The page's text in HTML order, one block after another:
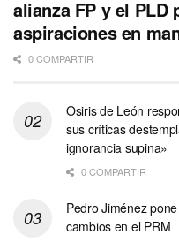
alianza FP y el PLD
aspiraciones en
0 COMPARTIR
Osiris de León
sus críticas
ignorancia supina»
0 COMPARTIR
Pedro Jiménez
cambios en el PRM